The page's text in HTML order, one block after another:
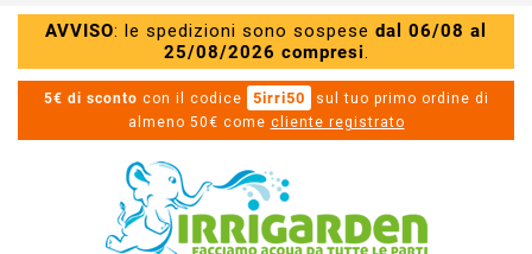
AVVISO: le spedizioni sono sospese dal 06/08 al
25/08/2026 compresi.
5€ di sconto con il codice 5irri50
sul tuo primo ordine di
almeno 50€ come cliente registrato